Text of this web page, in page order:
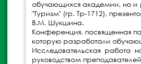
обучающихся академии, но и
"Туризм" (гр. Тр-1712),
В.М. Шукшина.
Конференция, посвященная
которую разработали
Исследовательская работа
руководством